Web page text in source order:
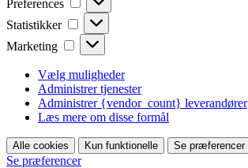
Preferences
Statistikker Statistikker
Marketing Marketing
Vælg muligheder
Administrer tjenester
Administrer {vendor_count} leverandører
Læs mere om disse formål
Alle cookies Kun funktionelle Se præferencer
Se præferencer